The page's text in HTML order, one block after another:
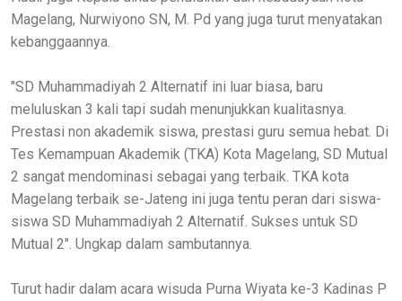
Magelang, Nurwiyono SN, M. Pd yang juga turut menyatakan
kebanggaannya.
"SD Muhammadiyah 2 Alternatif ini luar biasa, baru
meluluskan 3 kali tapi sudah menunjukkan kualitasnya.
Prestasi non akademik siswa, prestasi guru semua hebat. Di
Tes Kemampuan Akademik (TKA) Kota Magelang, SD Mutual
2 sangat mendominasi sebagai yang terbaik. TKA kota
Magelang terbaik se-Jateng ini juga tentu peran dari siswa-
siswa SD Muhammadiyah 2 Alternatif. Sukses untuk SD
Mutual 2". Ungkap dalam sambutannya.
Turut hadir dalam acara wisuda Purna Wiyata ke-3 Kadinas P